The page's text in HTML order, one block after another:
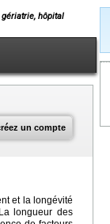
hôpital
un compte
et la longévité
longueur des